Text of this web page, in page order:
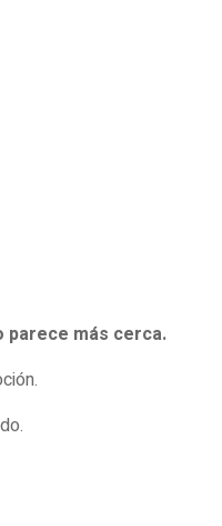
parece más cerca.